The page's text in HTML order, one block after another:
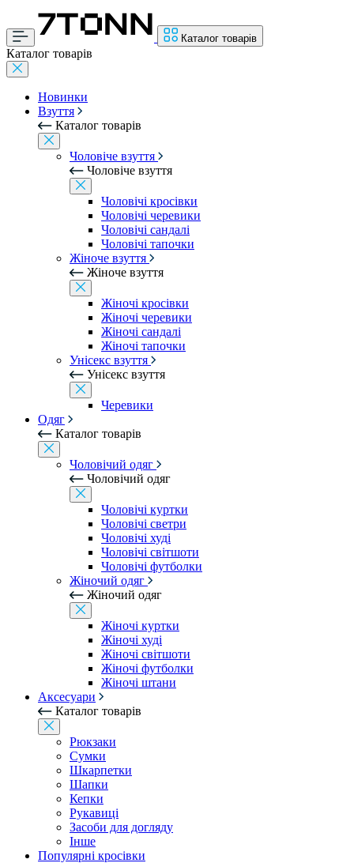
Каталог товарів
Каталог товарів
Новинки
Взуття
Каталог товарів
Чоловіче взуття
Чоловіче взуття
Чоловічі кросівки
Чоловічі черевики
Чоловічі сандалі
Чоловічі тапочки
Жіноче взуття
Жіноче взуття
Жіночі кросівки
Жіночі черевики
Жіночі сандалі
Жіночі тапочки
Унісекс взуття
Унісекс взуття
Черевики
Одяг
Каталог товарів
Чоловічий одяг
Чоловічий одяг
Чоловічі куртки
Чоловічі светри
Чоловічі худі
Чоловічі світшоти
Чоловічі футболки
Жіночий одяг
Жіночий одяг
Жіночі куртки
Жіночі худі
Жіночі світшоти
Жіночі футболки
Жіночі штани
Аксесуари
Каталог товарів
Рюкзаки
Сумки
Шкарпетки
Шапки
Кепки
Рукавиці
Засоби для догляду
Інше
Популярні кросівки